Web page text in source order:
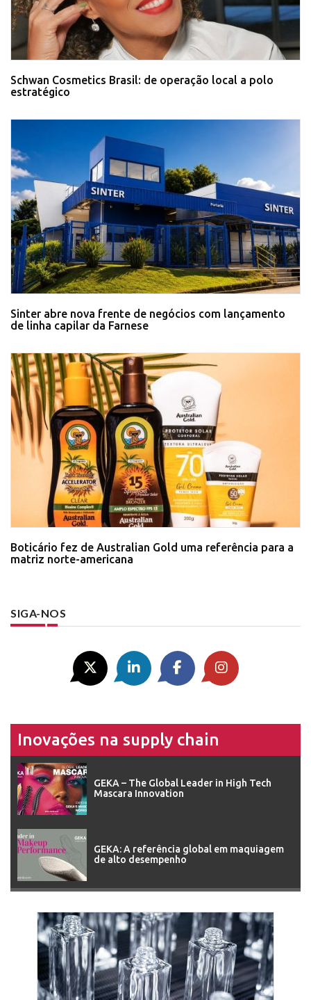
Schwan Cosmetics Brasil: de operação local a polo
estratégico
Sinter abre nova frente de negócios com lançamento
de linha capilar da Farnese
Boticário fez de Australian Gold uma referência para a
matriz norte-americana
SIGA-NOS
Inovações na supply chain
GEKA – The Global Leader in High Tech
Mascara Innovation
GEKA: A referência global em maquiagem
de alto desempenho